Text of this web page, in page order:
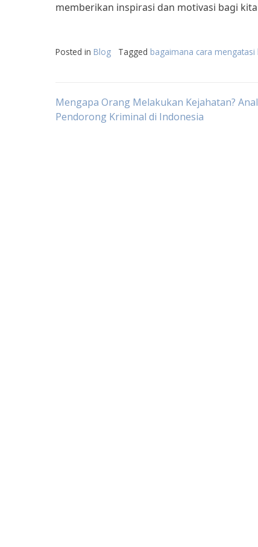
memberikan inspirasi dan motivasi bagi
Posted in Blog Tagged bagaimana cara mengatasi
Post
Mengapa Orang Melakukan Kejahatan?
Pendorong Kriminal di Indonesia